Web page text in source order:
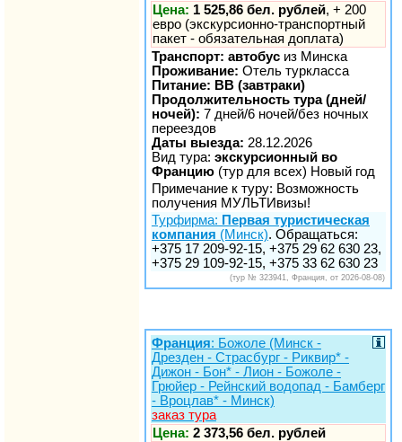
Цена: 1 525,86 бел. рублей, + 200
евро (экскурсионно-транспортный
пакет - обязательная доплата)
Транспорт: автобус из Минска
Проживание: Отель туркласса
Питание: BB (завтраки)
Продолжительность тура (дней/
ночей): 7 дней/6 ночей/без ночных
переездов
Даты выезда: 28.12.2026
Вид тура: экскурсионный во
Францию (тур для всех) Новый год
Примечание к туру: Возможность
получения МУЛЬТИвизы!
Турфирма: Первая туристическая
компания (Минск). Обращаться:
+375 17 209-92-15, +375 29 62 630 23,
+375 29 109-92-15, +375 33 62 630 23
(тур № 323941, Франция, от 2026-08-08)
Франция: Божоле (Минск -
Дрезден - Страсбург - Риквир* -
Дижон - Бон* - Лион - Божоле -
Грюйер - Рейнский водопад - Бамберг
- Вроцлав* - Минск)
заказ тура
Цена: 2 373,56 бел. рублей